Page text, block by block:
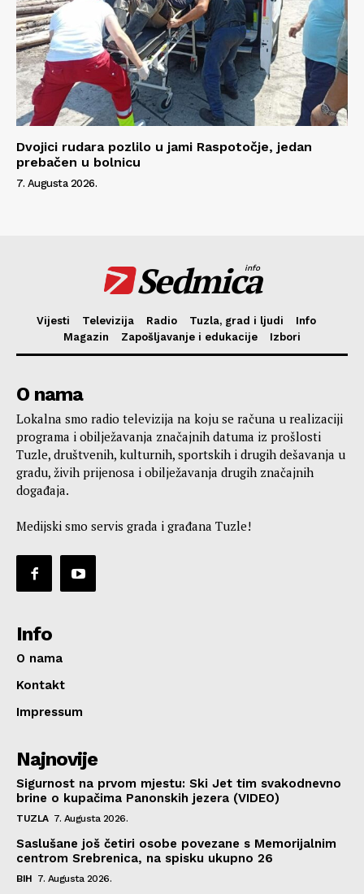
Dvojici rudara pozlilo u jami Raspotočje, jedan
prebačen u bolnicu
7. Augusta 2026.
Sedmica
info
Vijesti Televizija Radio Tuzla, grad i ljudi
Info
Magazin
Zapošljavanje i edukacije Izbori
O nama
Lokalna smo radio televizija na koju se računa u realizaciji
programa i obilježavanja značajnih datuma iz prošlosti
Tuzle, društvenih, kulturnih, sportskih i drugih dešavanja u
gradu, živih prijenosa i obilježavanja drugih značajnih
događaja.
Medijski smo servis grada i građana Tuzle!
Info
O nama
Kontakt
Impressum
Najnovije
Sigurnost na prvom mjestu: Ski Jet tim svakodnevno
brine o kupačima Panonskih jezera (VIDEO)
TUZLA 7. Augusta 2026.
Saslušane još četiri osobe povezane s Memorijalnim
centrom Srebrenica, na spisku ukupno 26
BIH 7. Augusta 2026.